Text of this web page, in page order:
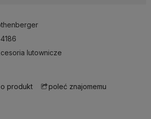
lutownicze
produkt poleć znajomemu